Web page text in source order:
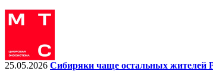
25.05.2026 Сибиряки чаще остальных жителей